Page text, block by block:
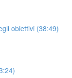
obiettivi (38:49)